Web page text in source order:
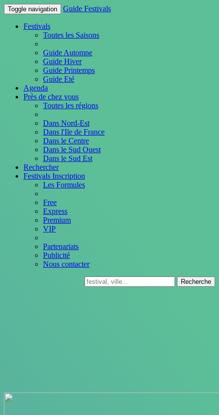
Toggle navigation Guide Festivals
Festivals
Toutes les Saisons
Guide Automne
Guide Hiver
Guide Printemps
Guide Eté
Agenda
Près de chez vous
Toutes les régions
Dans Nord-Est
Dans l'Ile de France
Dans le Centre
Dans le Sud Ouest
Dans le Sud Est
Rechercher
Festivals Inscription
Les Formules
Free
Express
Premium
VIP
Partenariats
Publicité
Nous contacter
Recherche